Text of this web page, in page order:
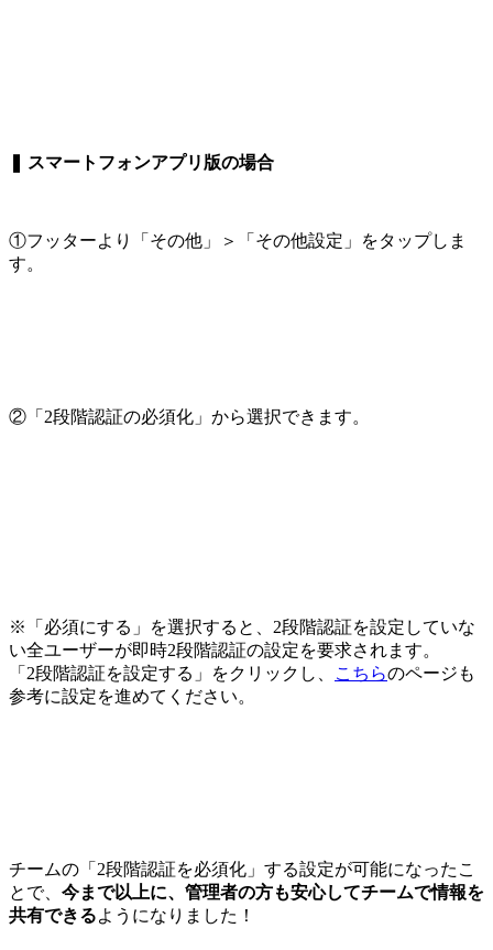
❚ スマートフォンアプリ版の場合
①フッターより「その他」＞「その他設定」をタップしま
す。
②「2段階認証の必須化」から選択できます。
※「必須にする」を選択すると、2段階認証を設定していな
い全ユーザーが即時2段階認証の設定を要求されます。
「2段階認証を設定する」をクリックし、
こちらのページも
参考に設定を進めてください。
チームの「2段階認証を必須化」する設定が可能になったこ
とで、 今まで以上に、管理者の方も安心してチームで情報を
共有できるようになりました！